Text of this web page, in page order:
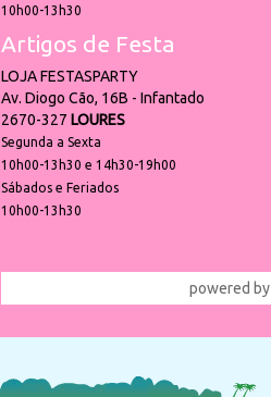
10h00-13h30
Artigos de Festa
LOJA FESTASPARTY
Av. Diogo Cão, 16B - Infantado
2670-327 LOURES
Segunda a Sexta
10h00-13h30 e 14h30-19h00
Sábados e Feriados
10h00-13h30
powered by